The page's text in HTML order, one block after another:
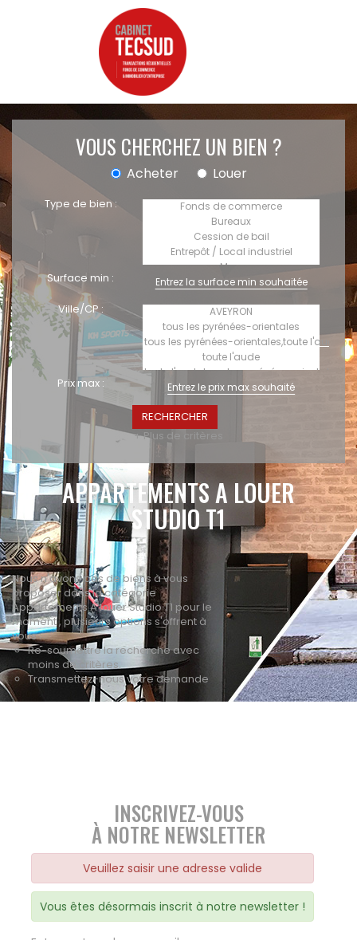
VOUS CHERCHEZ UN BIEN ?
Acheter Louer
Type de bien :
Surface min :
Ville/CP :
Prix max :
+ Plus de critères
APPARTEMENTS A LOUER
STUDIO T1
Nous n'avons pas de biens à vous
proposer dans la catégorie
Appartements A louer Studio T1 pour le
moment , plusieurs options s'offrent à
vous :
Re-soumettre la recherche avec
moins de critères.
Transmettez-nous votre demande
INSCRIVEZ-VOUS
À NOTRE NEWSLETTER
Veuillez saisir une adresse valide
Vous êtes désormais inscrit à notre newsletter !